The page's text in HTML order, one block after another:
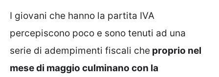
I giovani che hanno la partita IVA
percepiscono poco e sono tenuti ad una
serie di adempimenti fiscali che proprio nel
mese di maggio culminano con la